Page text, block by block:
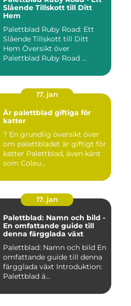
Slående Tillskott till Ditt
Hem
Palettblad Ruby Road: Ett
Slående Tillskott till Ditt
Hem Översikt över
Palettblad Ruby Road ...
17. jan
Är palettblad giftiga för
katter
? En grundlig översikt över
om palettbladet är giftigt för
katter Palettblad, även känt
som Coleu...
17. jan
Palettblad: Namn och bild -
En omfattande guide till
denna färgglada växt
Palettblad: Namn och bild En
omfattande guide till denna
färgglada växt Introduktion:
Palettblad ä...